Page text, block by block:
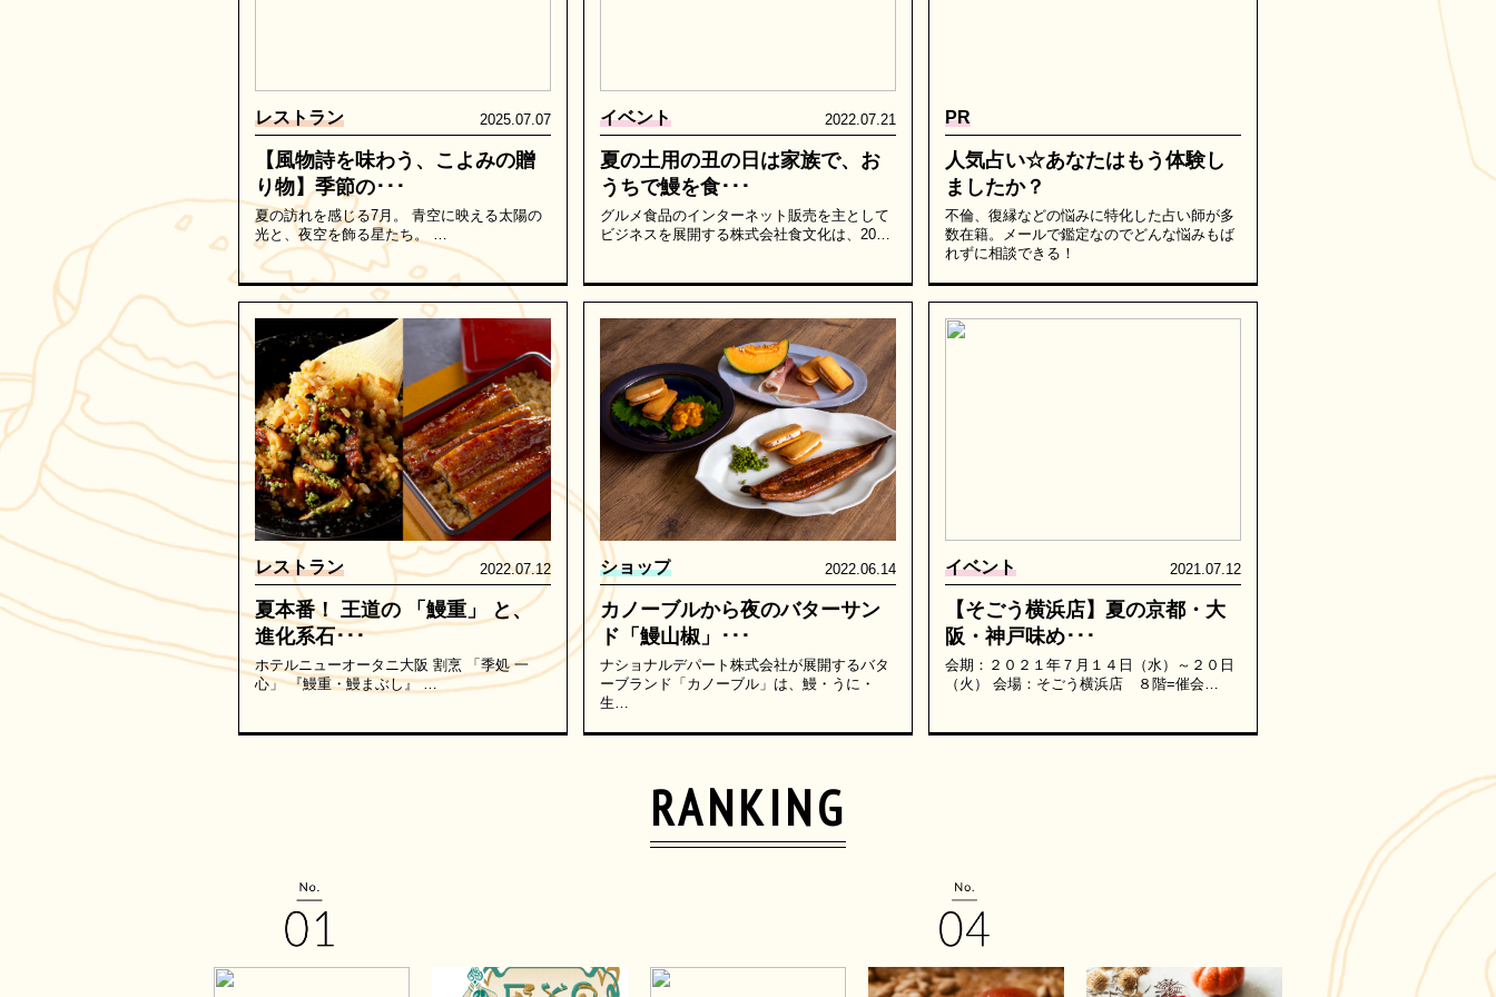
レストラン 2025.07.07
【風物詩を味わう、こよみの贈
り物】季節の･･･
夏の訪れを感じる7月。 青空に映える太陽の
光と、夜空を飾る星たち。 …
イベント 2022.07.21
夏の土用の丑の日は家族で、お
うちで鰻を食･･･
グルメ⾷品のインターネット販売を主として
ビジネスを展開する株式会社食文化は、20…
PR
人気占い☆あなたはもう体験し
ましたか？
不倫、復縁などの悩みに特化した占い師が多
数在籍。メールで鑑定なのでどんな悩みもば
れずに相談できる！
レストラン 2022.07.12
夏本番！ 王道の 「鰻重」 と、
進化系石･･･
ホテルニューオータニ大阪 割烹 「季処 一
心」 『鰻重・鰻まぶし』 …
ショップ 2022.06.14
カノーブルから夜のバターサン
ド「鰻山椒」･･･
ナショナルデパート株式会社が展開するバタ
ーブランド「カノーブル」は、鰻・うに・
生…
イベント 2021.07.12
【そごう横浜店】夏の京都・大
阪・神戸味め･･･
会期：２０２１年７月１４日（水）～２０日
（火） 会場：そごう横浜店 ８階=催会…
RANKING